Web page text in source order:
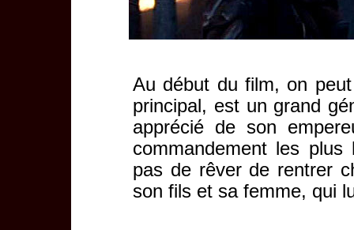
Au début du film, on
principal, est un grand
apprécié de son
commandement les
pas de rêver de rentrer
son fils et sa femme, qui